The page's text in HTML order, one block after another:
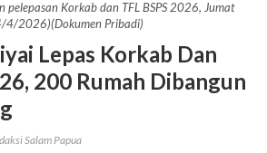
pelepasan Korkab dan TFL BSPS 2026, Jumat
4/2026)(Dokumen Pribadi)
Lepas Korkab Dan
200 Rumah Dibangun
Salam Papua